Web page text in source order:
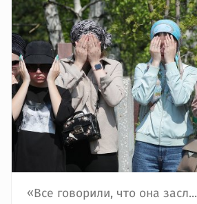
«Все говорили, что она засл...